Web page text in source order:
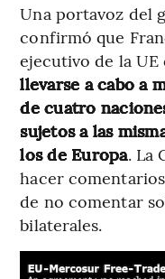
Una portavoz del
confirmó que
ejecutivo de la UE
llevarse a cabo a
de cuatro
sujetos a las
los de Europa. La
hacer
de no comentar
bilaterales.